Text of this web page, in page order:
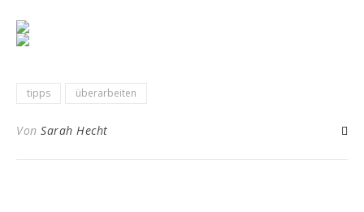
tipps überarbeiten
Von Sarah Hecht